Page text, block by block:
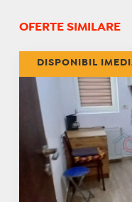
OFERTE SIMILARE
DISPONIBIL